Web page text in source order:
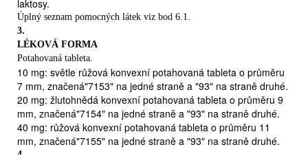
ischemickou chorobu srdeční (ICHS) nebo pokud jste vysoce
ohroženi ICHS (protože máte cukrovku nebo máte v
anamnéze mrtvici nebo jinou cévní chorobu). Přípravek
SIMVASTATIN TEVA může prodloužit život snížením rizika
problémů se srdeční chorobou, bez ohledu na množství
cholesterolu v krvi.
U většiny lidí nejsou pozorovatelné žádné bezprostřední
projevy vysokého cholesterolu. Lékař může cholesterol změřit
jednoduchým krevním testem. Lékaře navštěvujte pravidelně,
sledujte svůj cholesterol a své cíle probírejte se svým lékařem.
2.
laktosy.
Úplný seznam pomocných látek viz bod 6.1.
3.
LÉKOVÁ FORMA
Potahovaná tableta.
10 mg: světle růžová konvexní potahovaná tableta o průměru
7 mm, značená"7153" na jedné straně a "93" na straně druhé.
20 mg: žlutohnědá konvexní potahovaná tableta o průměru 9
mm, značená"7154" na jedné straně a "93" na straně druhé.
40 mg: růžová konvexní potahovaná tableta o průměru 11
mm, značená"7155" na jedné straně a "93" na straně druhé.